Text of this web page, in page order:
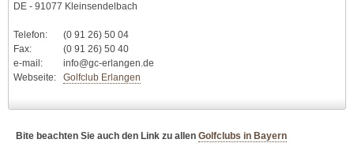
DE - 91077 Kleinsendelbach
Telefon:
(0 91 26) 50 04
Fax:
(0 91 26) 50 40
e-mail:
info@gc-erlangen.de
Webseite:
Golfclub Erlangen
Bite beachten Sie auch den Link zu allen Golfclubs in Bayern